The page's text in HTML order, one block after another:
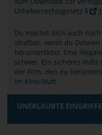
Urheberrechtsgesetz §
Du machst dich auch
strafbar, wenn du
herunterlädst. Eine
schwer. Ein sicheres
der Film, den du
im Kino läuft.
UNERLAUBTE EINGRIFFE